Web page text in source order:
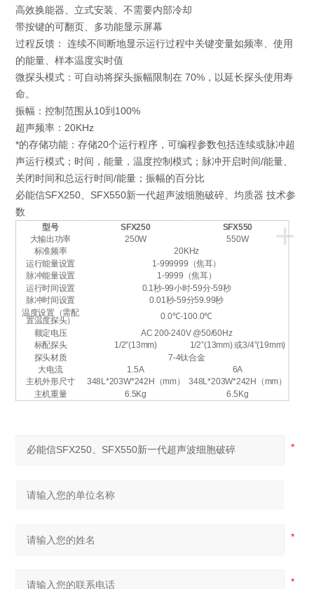
高效换能器、立式安装、不需要内部冷却
带按键的可翻页、多功能显示屏幕
过程反馈： 连续不间断地显示运行过程中关键变量如频率、使用
的能量、样本温度实时值
微探头模式：可自动将探头振幅限制在 70%，以延长探头使用寿
命。
振幅：控制范围从10到100%
超声频率：20KHz
*的存储功能：存储20个运行程序，可编程参数包括连续或脉冲超
声运行模式；时间，能量，温度控制模式；脉冲开启时间/能量、
关闭时间和总运行时间/能量；振幅的百分比
必能信SFX250、SFX550新一代超声波细胞破碎、均质器 技术参
数
+
型号 SFX250
SFX550
大输出功率
250W
550W
标准频率
20KHz
运行能量设置
1-999999（焦耳）
脉冲能量设置 1-9999（焦耳）
运行时间设置 0.1秒-99小时-59分-59秒
脉冲时间设置 0.01秒-59分59.99秒
温度设置（需配
置温度探头）
0.0℃-100.0℃
额定电压
AC 200-240V @50/60Hz
标配探头
1/2”(13mm)
1/2”(13mm) 或3/4”(19mm)
探头材质
7-4钛合金
大电流
1.5A 6A
主机外形尺寸 348L*203W*242H（mm） 348L*203W*242H（mm）
主机重量 6.5Kg 6.5Kg